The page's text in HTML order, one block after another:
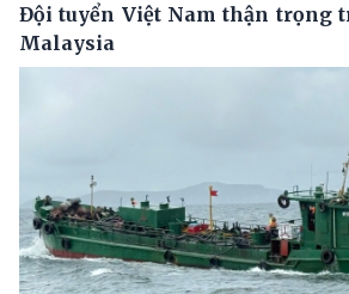
Đội tuyển Việt Nam thận trọng
Malaysia